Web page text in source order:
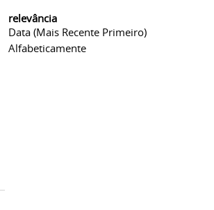
relevância
Data (mais Recente Primeiro)
Alfabeticamente